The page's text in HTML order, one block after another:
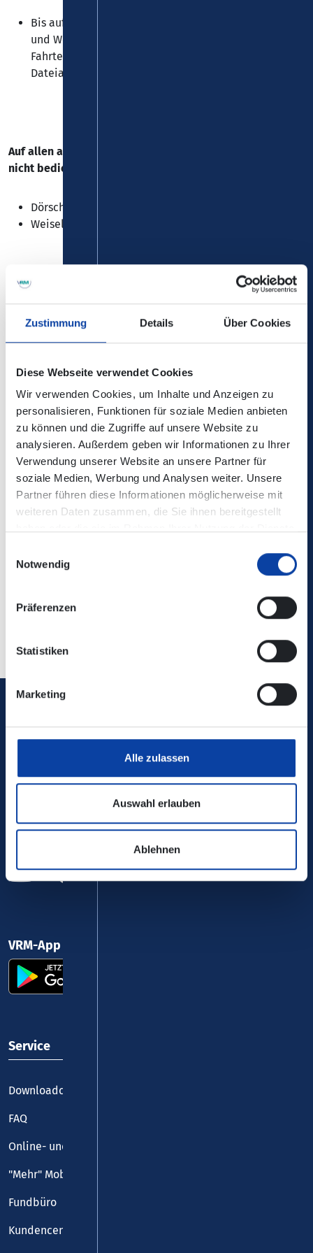
Zustimmung Details Über Cookies
Diese Webseite verwendet Cookies
Wir verwenden Cookies, um Inhalte und Anzeigen zu
personalisieren, Funktionen für soziale Medien anbieten
zu können und die Zugriffe auf unsere Website zu
analysieren. Außerdem geben wir Informationen zu Ihrer
Verwendung unserer Website an unsere Partner für
soziale Medien, Werbung und Analysen weiter. Unsere
Partner führen diese Informationen möglicherweise mit
weiteren Daten zusammen, die Sie ihnen bereitgestellt
Notwendig
Präferenzen
Statistiken
Marketing
Alle zulassen
Auswahl erlauben
Ablehnen
Bis auf Weiteres können die Haltestellen in Dörscheid
und Weisel an den Wochenenden nur auf den Rufbus-
Fahrten angedient werden (Fahrplan siehe
Dateianhang).
Auf allen anderen Fahrten können folgende Haltestellen
nicht bedient werden:
Dörscheid, "Blüchergasse"
Weisel, "Brückenstraße"
Die Änderungen sind nicht in der elektronischen
Verbindungsauskunft enthalten!
Kontaktdaten / zuständige Verkehrsunternehmen:
Verkehrsmeldungen DB Regio Bus Mitte: DRM, RMV, RMB
SVG Scherer Verkehrs GmbH
Fahrplaninformation:
Linie_505_Fahrplan_ab_01.04.2026.pdf (90 KB)
kostenfrei täglich 8 - 20 Uhr
Ihr Kontakt zu uns
VRM-App nutzen und durchstarten
Service
Downloadcenter
FAQ
Online- und Handy-Tickets
"Mehr" Mobilität
Fundbüro
Kundencenter